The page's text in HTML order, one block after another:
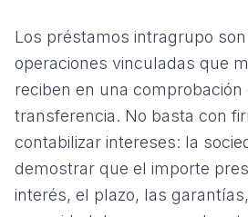
Los préstamos intragrupo
operaciones vinculadas que
reciben en una comprobación
transferencia. No basta con
contabilizar intereses: la
demostrar que el importe
interés, el plazo, las